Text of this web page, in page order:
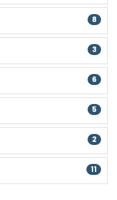
8
3
6
5
2
11